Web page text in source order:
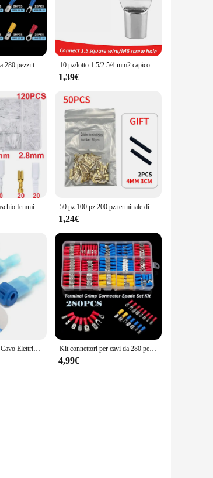
Kit connettore filo da 280 pezzi terminali isolati maschio femmina terminali a crimpare a freddo terminali a crimpare assortiti Kit connettore di testa a forcella 10 pz/lotto 1.5/2.5/4 mm2 capicorda in rame stagnato terminali a crimpare ad anello Kit di connettori per cavi per saldatura a filo SC1.5-5
1,39€
Connettore a filo maschio femmina isolato scatola 2.8/4.8/6.3mm terminali a crimpare elettrici connettori a forcella Termin Kit assortito 50 pz 100 pz 200 pz terminale di aggancio tipo U terminale Tab da 0.3 a 1.5 mm2 morsettiera connettore doppio connettore terminale
1,24€
20 pz/40 Pz Rapido Cavo Elettrico Connettori A Scatto Splice Blocco Terminali del Cavo A Crimpare moto elettriche Ham Radio Kit connettori per cavi da 280 pezzi Terminali isolati maschio femmina Terminali a crimpare freddi Terminali a crimpare assortiti Kit connettori a forcella
4,99€